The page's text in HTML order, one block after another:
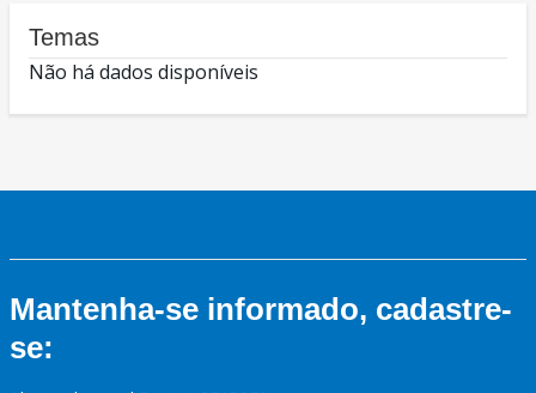
Temas
Não há dados disponíveis
Mantenha-se informado, cadastre-
se: